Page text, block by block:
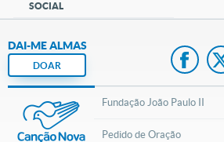
SOCIAL
DAI-ME ALMAS
DOAR
Fundação João Paulo II
Pedido de Oração